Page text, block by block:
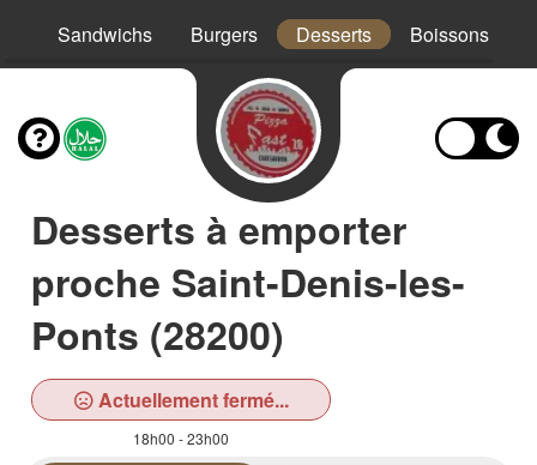
Sandwichs Burgers Desserts Boissons
Desserts à emporter
proche Saint-Denis-les-
Ponts (28200)
Actuellement fermé...
18h00 - 23h00